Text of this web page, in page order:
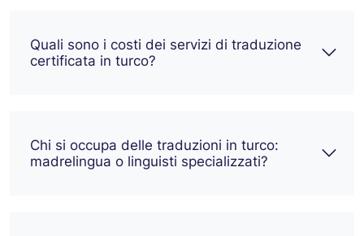
Quali sono i costi dei servizi di traduzione
certificata in turco?
Chi si occupa delle traduzioni in turco:
madrelingua o linguisti specializzati?